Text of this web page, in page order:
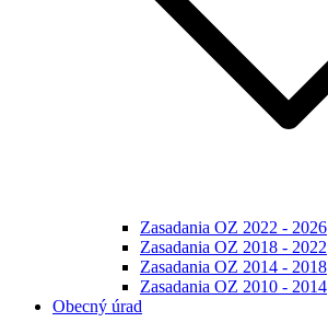
Zasadania OZ 2022 - 2026
Zasadania OZ 2018 - 2022
Zasadania OZ 2014 - 2018
Zasadania OZ 2010 - 2014
Obecný úrad